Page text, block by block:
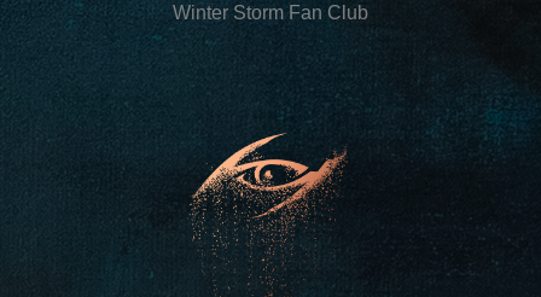
Winter Storm Fan Club